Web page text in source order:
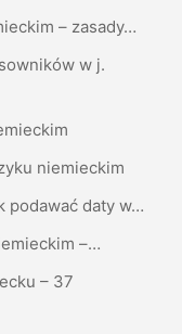
– zasady…
w j.
niemieckim
podawać daty w…
–…
– 37